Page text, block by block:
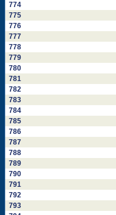
774
775
776
777
778
779
780
781
782
783
784
785
786
787
788
789
790
791
792
793